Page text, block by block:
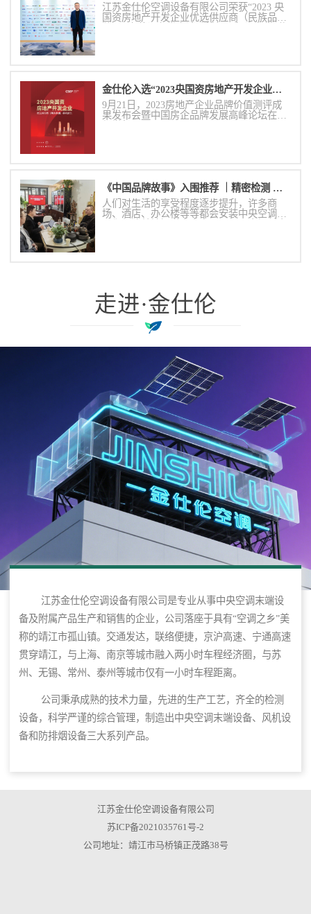
江苏金仕伦空调设备有限公司荣获“2023 央
国资房地产开发企业优选供应商（民族品
金仕伦入选“2023央国资房地产开发企业优选供应商（民族品牌）·消防排烟风机设备类”
9月21日，2023房地产企业品牌价值测评成
果发布会暨中国房企品牌发展高峰论坛在成
《中国品牌故事》入围推荐 ｜精密检测 铸就精工品质
人们对生活的享受程度逐步提升，许多商
场、酒店、办公楼等等都会安装中央空调。
走进·金仕伦
江苏金仕伦空调设备有限公司是专业从事中央空调末端设
备及附属产品生产和销售的企业，公司落座于具有“空调之乡”美
称的靖江市孤山镇。交通发达，联络便捷，京沪高速、宁通高速
贯穿靖江，与上海、南京等城市融入两小时车程经济圈，与苏
州、无锡、常州、泰州等城市仅有一小时车程距离。
公司秉承成熟的技术力量，先进的生产工艺，齐全的检测
设备，科学严谨的综合管理，制造出中央空调末端设备、风机设
备和防排烟设备三大系列产品。
江苏金仕伦空调设备有限公司
苏ICP备2021035761号-2
公司地址：靖江市马桥镇正茂路38号